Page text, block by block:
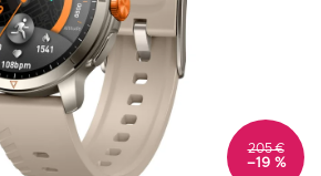
205 €
–19 %